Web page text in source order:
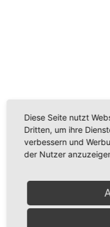
Wir verwenden
Videoinhalte
zu Ihren Aktivitäten
durch und stimmen
um
Diese Seite nutzt
Dritten, um ihre
verbessern und
der Nutzer